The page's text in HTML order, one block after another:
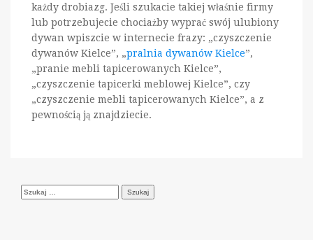
każdy drobiazg. Jeśli szukacie takiej właśnie firmy
lub potrzebujecie chociażby wyprać swój ulubiony
dywan wpiszcie w internecie frazy: „czyszczenie
dywanów Kielce”, „pralnia dywanów Kielce”,
„pranie mebli tapicerowanych Kielce”,
„czyszczenie tapicerki meblowej Kielce”, czy
„czyszczenie mebli tapicerowanych Kielce”, a z
pewnością ją znajdziecie.
Szukaj: